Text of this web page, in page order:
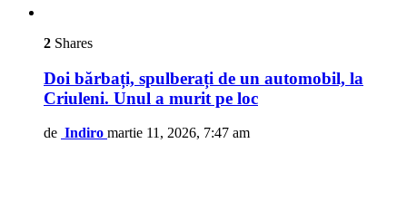
2 Shares
Doi bărbați, spulberați de un automobil, la
Criuleni. Unul a murit pe loc
de Indiro martie 11, 2026, 7:47 am